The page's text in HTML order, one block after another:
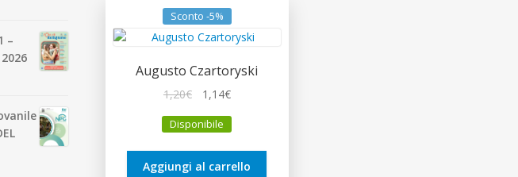
Sconto -5%
Augusto Czartoryski
1,20€
originale
1,20€.
1,14€Il
attuale
1,14€.
Disponibile
Aggiungi al carrello
–